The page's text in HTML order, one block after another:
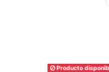
Producto